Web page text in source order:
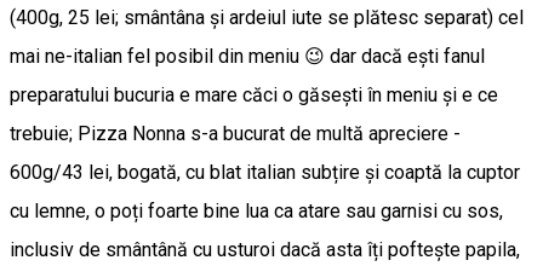
(400g, 25 lei; smântâna și ardeiul iute se plătesc separat) cel
mai ne-italian fel posibil din meniu 😉 dar dacă ești fanul
preparatului bucuria e mare căci o găsești în meniu și e ce
trebuie; Pizza Nonna s-a bucurat de multă apreciere -
600g/43 lei, bogată, cu blat italian subțire și coaptă la cuptor
cu lemne, o poți foarte bine lua ca atare sau garnisi cu sos,
inclusiv de smântână cu usturoi dacă asta îți poftește papila,